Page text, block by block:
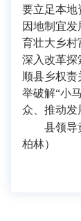
要立足本地
因地制宜
育壮大乡村
深入改革探
顺县乡权
举破解“小
众、推动发
县领导黄
柏林）